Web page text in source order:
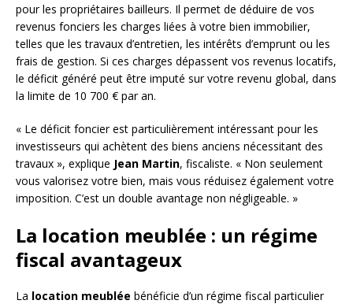
pour les propriétaires bailleurs. Il permet de déduire de vos
revenus fonciers les charges liées à votre bien immobilier,
telles que les travaux d’entretien, les intérêts d’emprunt ou les
frais de gestion. Si ces charges dépassent vos revenus locatifs,
le déficit généré peut être imputé sur votre revenu global, dans
la limite de 10 700 € par an.
« Le déficit foncier est particulièrement intéressant pour les
investisseurs qui achètent des biens anciens nécessitant des
travaux », explique Jean Martin, fiscaliste. « Non seulement
vous valorisez votre bien, mais vous réduisez également votre
imposition. C’est un double avantage non négligeable. »
La location meublée : un régime
fiscal avantageux
La location meublée bénéficie d’un régime fiscal particulier